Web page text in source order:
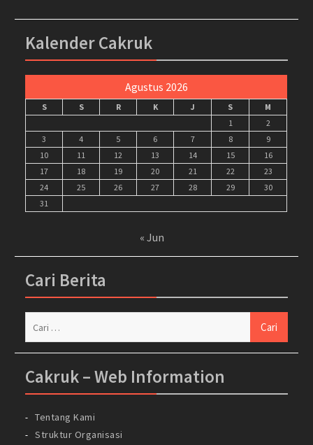
Kalender Cakruk
Agustus 2026
S S R K J S
M
1
2
3
4 5 6 7 8
9
10
11 12 13 14 15
16
17
18 19 20 21 22
23
24
25 26 27 28 29
30
31
« Jun
Cari Berita
Cakruk – Web Information
Tentang Kami
Struktur Organisasi